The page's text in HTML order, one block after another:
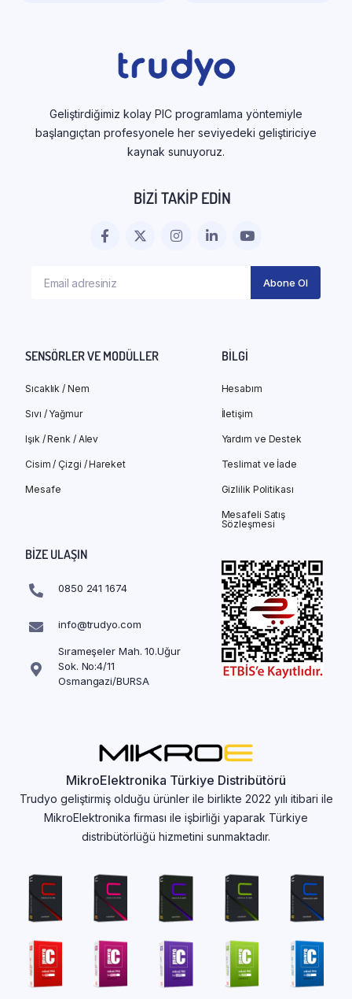
Geliştirdiğimiz kolay PIC programlama yöntemiyle
başlangıçtan profesyonele her seviyedeki geliştiriciye
kaynak sunuyoruz.
BIZI TAKIP EDIN
SENSÖRLER VE MODÜLLER
Sıcaklık / Nem
Sıvı / Yağmur
Işık / Renk / Alev
Cisim / Çizgi / Hareket
Mesafe
BILGI
Hesabım
İletişim
Yardım ve Destek
Teslimat ve İade
Gizlilik Politikası
Mesafeli Satış
Sözleşmesi
BIZE ULAŞIN
0850 241 1674
info@trudyo.com
Sırameşeler Mah. 10.Uğur
Sok. No:4/11
Osmangazi/BURSA
MikroElektronika Türkiye Distribütörü
Trudyo geliştirmiş olduğu ürünler ile birlikte 2022 yılı itibari ile
MikroElektronika firması ile işbirliği yaparak Türkiye
distribütörlüğü hizmetini sunmaktadır.